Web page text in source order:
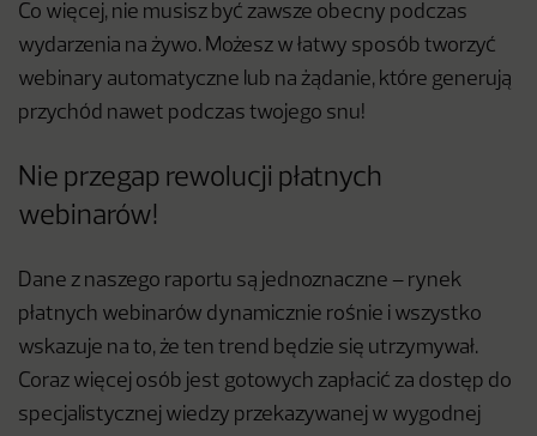
Co więcej, nie musisz być zawsze obecny podczas
wydarzenia na żywo. Możesz w łatwy sposób tworzyć
webinary automatyczne lub na żądanie, które generują
przychód nawet podczas twojego snu!
Nie przegap rewolucji płatnych
webinarów!
Dane z naszego raportu są jednoznaczne – rynek
płatnych webinarów dynamicznie rośnie i wszystko
wskazuje na to, że ten trend będzie się utrzymywał.
Coraz więcej osób jest gotowych zapłacić za dostęp do
specjalistycznej wiedzy przekazywanej w wygodnej